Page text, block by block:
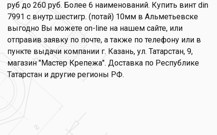
руб до 260 руб. Более 6 наименований. Купить винт din
7991 с внутр.шестигр. (потай) 10мм в Альметьевске
выгодно Вы можете on-line на нашем сайте, или
отправив заявку по почте, а также по телефону или в
пункте выдачи компании г. Казань, ул. Татарстан, 9,
магазин "Мастер Крепежа". Доставка по Республике
Татарстан и другие регионы РФ.